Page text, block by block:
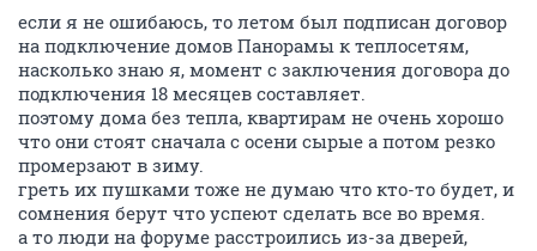
если я не ошибаюсь, то летом был подписан договор
на подключение домов Панорамы к теплосетям,
насколько знаю я, момент с заключения договора до
подключения 18 месяцев составляет.
поэтому дома без тепла, квартирам не очень хорошо
что они стоят сначала с осени сырые а потом резко
промерзают в зиму.
греть их пушками тоже не думаю что кто-то будет, и
сомнения берут что успеют сделать все во время.
а то люди на форуме расстроились из-за дверей,